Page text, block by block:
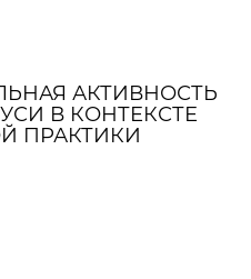
АКТИВНОСТЬ
В КОНТЕКСТЕ
ПРАКТИКИ